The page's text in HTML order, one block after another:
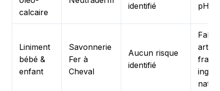
calcaire
identifié
pH
Liniment
bébé &
enfant
Savonnerie
Fer à
Cheval
Aucun risque
identifié